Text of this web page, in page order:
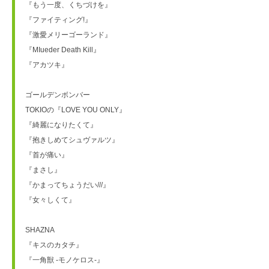
『もう一度、くちづけを』
『ファイティング!』
『激愛メリーゴーランド』
『MIueder Death Kill』
『アカツキ』
ゴールデンボンバー
TOKIOの『LOVE YOU ONLY』
『綺麗になりたくて』
『抱きしめてシュヴァルツ』
『首が痛い』
『まさし』
『かまってちょうだい///』
『女々しくて』
SHAZNA
『キスのカタチ』
『一角獣 -モノケロス-』